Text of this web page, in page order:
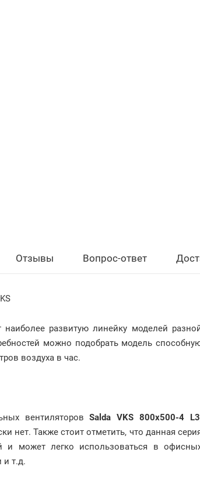
Отзывы Вопрос-ответ
развитую линейку моделей
можно подобрать модель
воздуха в час.
вентиляторовSalda VKS 800x500-4 L3
нет. Также стоит отметить, что данная
и может легко использоваться в
и т.д.